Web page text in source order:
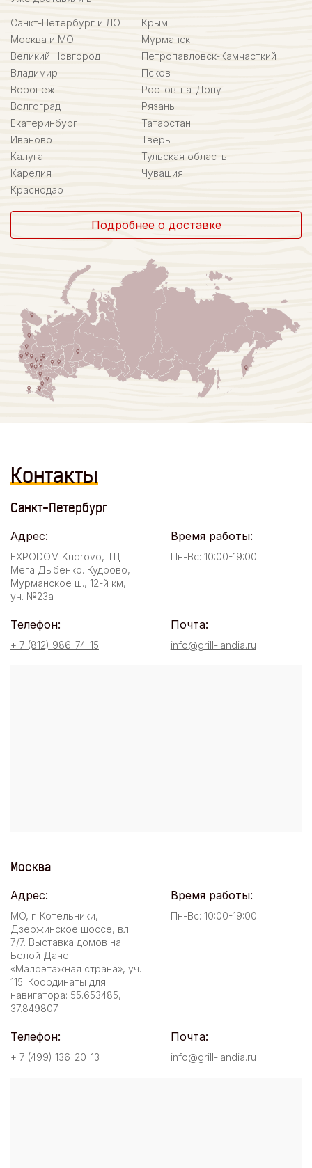
Санкт-Петербург и ЛО
Москва и МО
Великий Новгород
Владимир
Воронеж
Волгоград
Екатеринбург
Иваново
Калуга
Карелия
Краснодар
Крым
Мурманск
Петропавловск-Камчасткий
Псков
Ростов-на-Дону
Рязань
Татарстан
Тверь
Тульская область
Чувашия
Подробнее о доставке
Контакты
Санкт-Петербург
Адрес:
EXPODOM Kudrovo, ТЦ
Мега Дыбенко. Кудрово,
Мурманское ш., 12-й км,
уч. №23а
Время работы:
Пн-Вс: 10:00-19:00
Телефон:
+ 7 (812) 986-74-15
Почта:
info@grill-landia.ru
Москва
Адрес:
МО, г. Котельники,
Дзержинское шоссе, вл.
7/7. Выставка домов на
Белой Даче
«Малоэтажная страна», уч.
115. Координаты для
навигатора: 55.653485,
37.849807
Время работы:
Пн-Вс: 10:00-19:00
Телефон:
+ 7 (499) 136-20-13
Почта:
info@grill-landia.ru